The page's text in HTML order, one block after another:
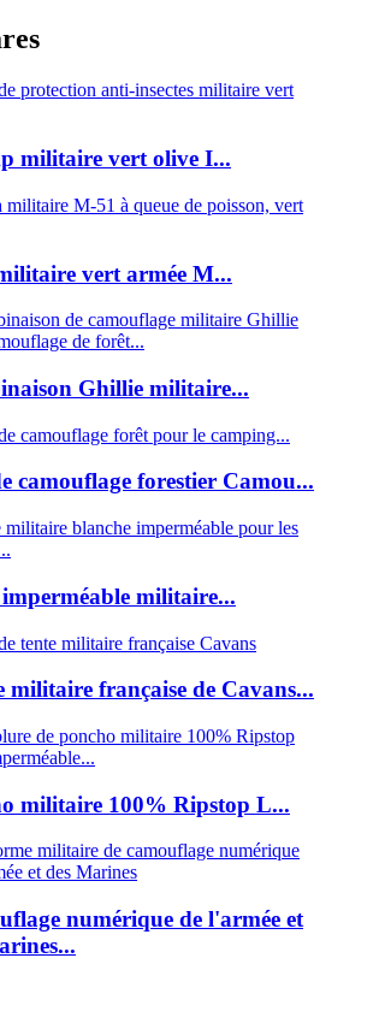
militaire vert olive I...
vert armée M...
Ghillie militaire...
camouflage forestier Camou...
militaire...
militaire française de Cavans...
militaire 100% Ripstop L...
numérique de l'armée et